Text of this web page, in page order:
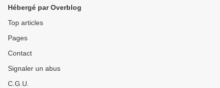
Hébergé par Overblog
Top articles
Pages
Contact
Signaler un abus
C.G.U.